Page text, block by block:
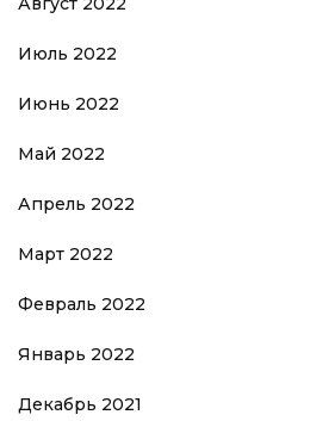
Июль 2022
Июнь 2022
Май 2022
Апрель 2022
Март 2022
Февраль 2022
Январь 2022
Декабрь 2021